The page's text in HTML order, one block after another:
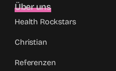
Über uns
Health Rockstars
Christian
Referenzen